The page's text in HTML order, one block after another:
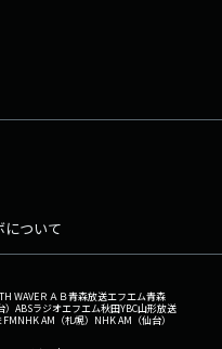
について
WAVEＲＡＢ青森放送エフエム青森
ABSラジオエフエム秋田YBC山形放送
FMNHK AM（札幌） NHK AM（仙台）